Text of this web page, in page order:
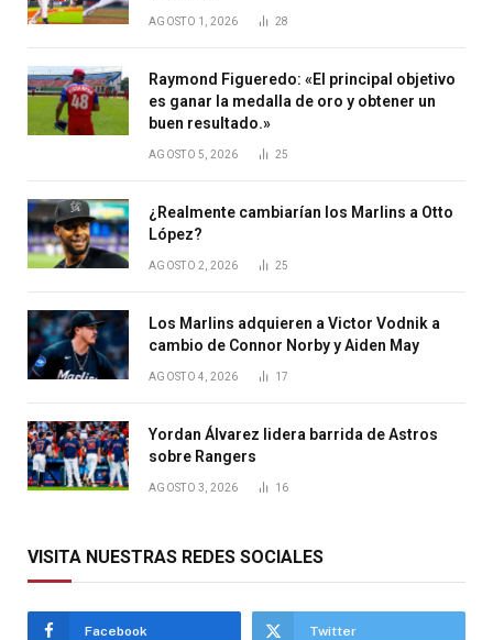
AGOSTO 1, 2026 28
Raymond Figueredo: «El principal objetivo
es ganar la medalla de oro y obtener un
buen resultado.»
AGOSTO 5, 2026 25
¿Realmente cambiarían los Marlins a Otto
López?
AGOSTO 2, 2026 25
Los Marlins adquieren a Victor Vodnik a
cambio de Connor Norby y Aiden May
AGOSTO 4, 2026 17
Yordan Álvarez lidera barrida de Astros
sobre Rangers
AGOSTO 3, 2026 16
VISITA NUESTRAS REDES SOCIALES
Facebook Twitter